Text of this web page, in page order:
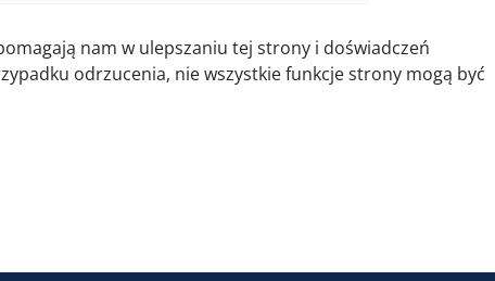
zabawa dla dzieci w "Akwenie" 18.01.2014
nam w ulepszaniu tej strony i doświadczeń
odrzucenia, nie wszystkie funkcje strony mogą być